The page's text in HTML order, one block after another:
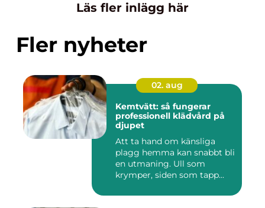
Läs fler inlägg här
Fler nyheter
02. aug
Kemtvätt: så fungerar
professionell klädvård på
djupet
Att ta hand om känsliga
plagg hemma kan snabbt bli
en utmaning. Ull som
krymper, siden som tapp...